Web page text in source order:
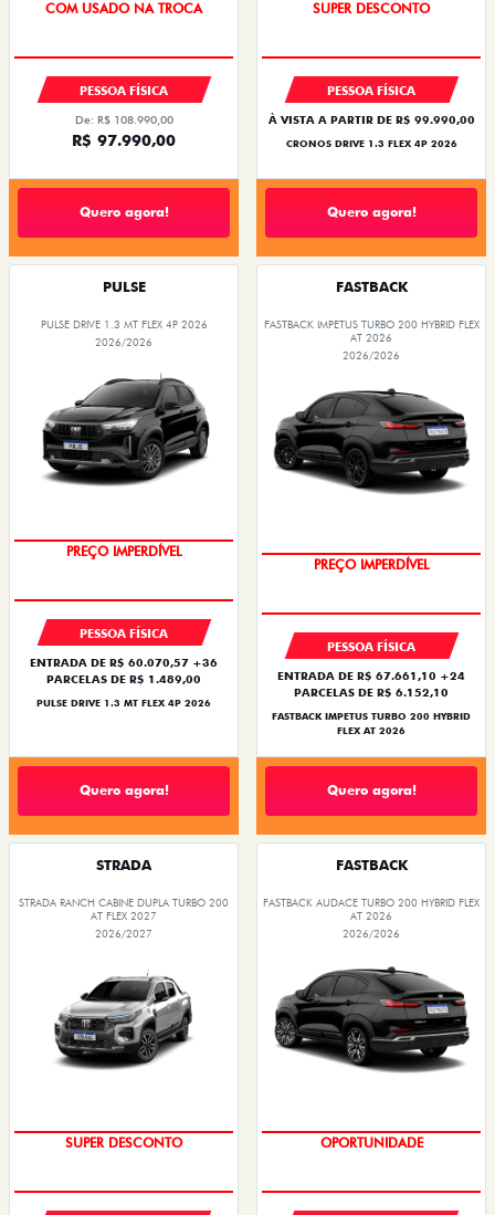
COM USADO NA TROCA
PESSOA FÍSICA
De: R$ 108.990,00
R$ 97.990,00
Quero agora!
SUPER DESCONTO
PESSOA FÍSICA
À VISTA A PARTIR DE R$ 99.990,00
CRONOS DRIVE 1.3 FLEX 4P 2026
Quero agora!
PULSE
PULSE DRIVE 1.3 MT FLEX 4P 2026
2026/2026
PREÇO IMPERDÍVEL
PESSOA FÍSICA
ENTRADA DE R$ 60.070,57 +36
PARCELAS DE R$ 1.489,00
PULSE DRIVE 1.3 MT FLEX 4P 2026
Quero agora!
FASTBACK
FASTBACK IMPETUS TURBO 200 HYBRID FLEX
AT 2026
2026/2026
PREÇO IMPERDÍVEL
PESSOA FÍSICA
ENTRADA DE R$ 67.661,10 +24
PARCELAS DE R$ 6.152,10
FASTBACK IMPETUS TURBO 200 HYBRID
FLEX AT 2026
Quero agora!
STRADA
STRADA RANCH CABINE DUPLA TURBO 200
AT FLEX 2027
2026/2027
SUPER DESCONTO
FASTBACK
FASTBACK AUDACE TURBO 200 HYBRID FLEX
AT 2026
2026/2026
OPORTUNIDADE